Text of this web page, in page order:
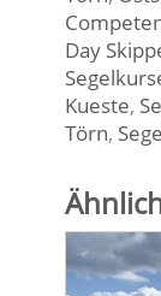
Day
Kueste,
Törn,